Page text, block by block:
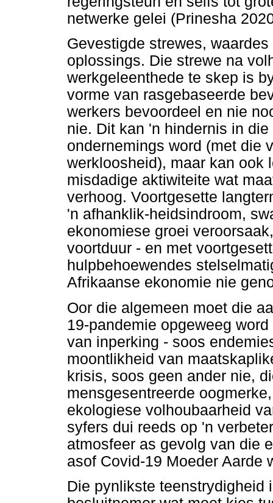
netwerke gelei (Prinesha
Gevestigde strewes,
oplossings. Die strewe na
werkgeleenthede te skep is
vorme van rasgebaseerde
werkers bevoordeel en nie
nie. Dit kan 'n hindernis in
ondernemings word (met die
werkloosheid), maar kan ook
misdadige aktiwiteite wat
verhoog. Voortgesette
'n afhanklik-heidsindroom,
ekonomiese groei
voortduur - en met
hulpbehoewendes
Afrikaanse ekonomie nie
Oor die algemeen moet die
19-pandemie opgeweeg
van inperking - soos
moontlikheid van
krisis, soos geen ander nie,
mensgesentreerde
ekologiese volhoubaarheid
syfers dui reeds op 'n
atmosfeer as gevolg van die
asof Covid-19 Moeder Aarde
Die pynlikste teenstrydigheid